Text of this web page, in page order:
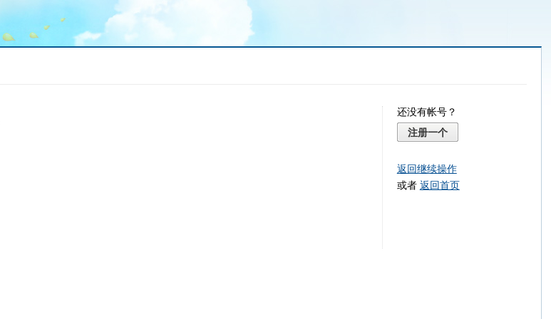
还没有帐号？
注册一个
返回继续操作
或者 返回首页